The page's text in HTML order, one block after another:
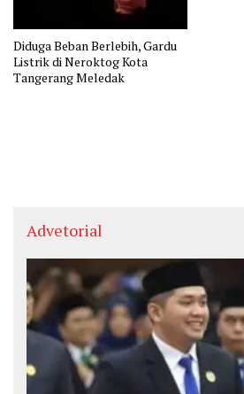
Diduga Beban Berlebih, Gardu
Listrik di Neroktog Kota
Tangerang Meledak
Advetorial